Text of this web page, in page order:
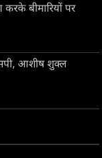
बीमारियों पर
आशीष शुक्ल